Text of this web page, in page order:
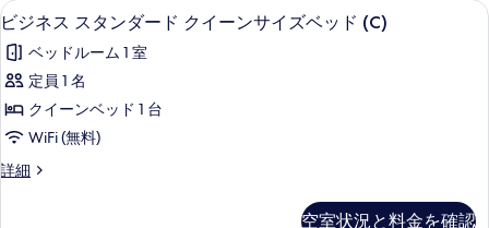
ル
ー
ム
付
(A)
の
専
バ
ス
ー
ム
(A)
ビ
ジ
ネ
ス
ス
ン
5
ビジネス スタンダード クイーンサイズベッド (C)
ベッドルーム 1 室
定員 1 名
クイーンベッド 1 台
WiFi (無料)
詳細
ビ
空室状況と料金を確認